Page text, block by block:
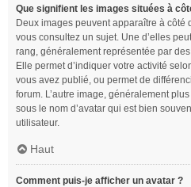
Que signifient les images situées à
Deux images peuvent apparaître à côté
vous consultez un sujet. Une d’elles
rang, généralement représentée par
Elle permet d’indiquer votre activité
vous avez publié, ou permet de
forum. L’autre image, généralement
sous le nom d’avatar qui est bien
utilisateur.
Haut
Comment puis-je afficher un avatar ?